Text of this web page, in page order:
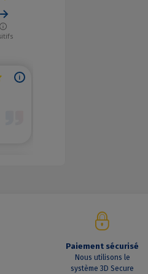
Paiement sécurisé
Nous utilisons le
système 3D Secure